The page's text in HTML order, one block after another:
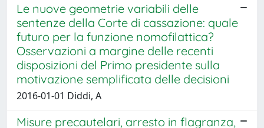
Le nuove geometrie variabili delle
sentenze della Corte di cassazione: quale
futuro per la funzione nomofilattica?
Osservazioni a margine delle recenti
disposizioni del Primo presidente sulla
motivazione semplificata delle decisioni
2016-01-01 Diddi, A
Misure precautelari, arresto in flagranza,